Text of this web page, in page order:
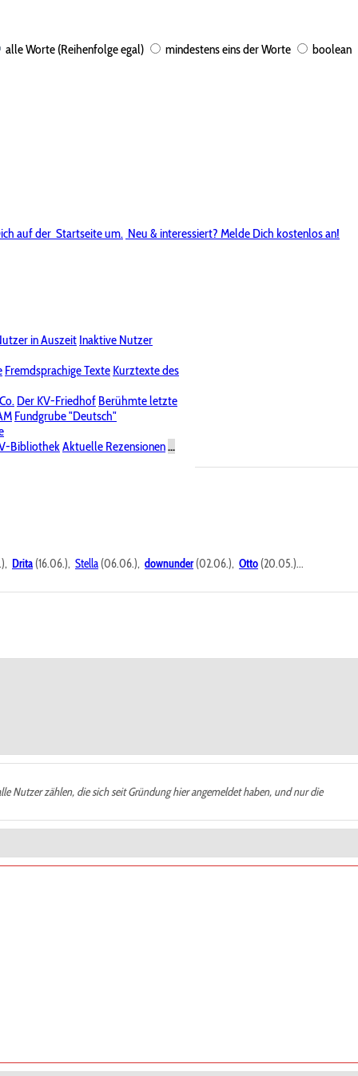
alle Worte (Reihenfolge egal) mindestens eins der Worte boolean
auf der Startseite um. Neu & interessiert? Melde Dich kostenlos an!
in Auszeit Inaktive Nutzer
Fremdsprachige Texte Kurztexte des
Der KV-Friedhof Berühmte letzte
Fundgrube "Deutsch"
BibliothekAktuelle Rezensionen...
Drita (16.06.), Stella (06.06.), downunder(02.06.), Otto (20.05.)...
Nutzer zählen, die sich seit Gründung hier angemeldet haben, und nur die